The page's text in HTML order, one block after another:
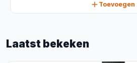
Toevoegen
Laatst bekeken